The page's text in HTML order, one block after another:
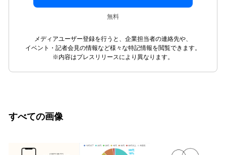
無料
メディアユーザー登録を行うと、企業担当者の連絡先や、
イベント・記者会見の情報など様々な特記情報を閲覧できます。
※内容はプレスリリースにより異なります。
すべての画像